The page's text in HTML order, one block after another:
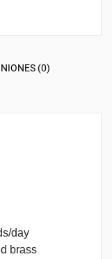
(0)
day
brass